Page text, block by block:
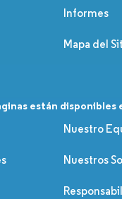
Informes
Mapa del
están disponibles
Nuestro
Nuestros